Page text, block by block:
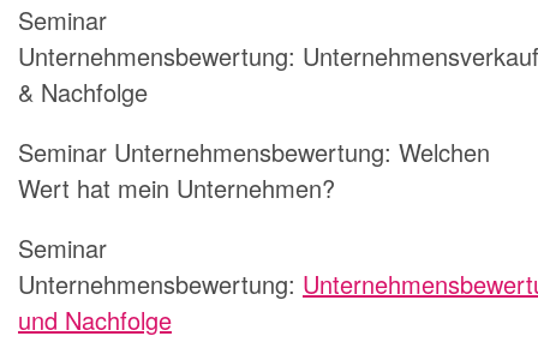
Seminar
Unternehmensbewertung: Unternehmensverkauf
& Nachfolge
Seminar Unternehmensbewertung: Welchen
Wert hat mein Unternehmen?
Seminar
Unternehmensbewertung:
und Nachfolge